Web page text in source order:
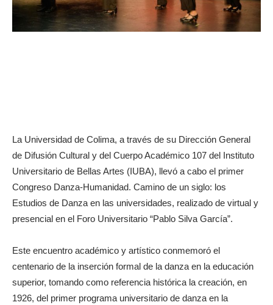
La Universidad de Colima, a través de su Dirección General
de Difusión Cultural y del Cuerpo Académico 107 del Instituto
Universitario de Bellas Artes (IUBA), llevó a cabo el primer
Congreso Danza-Humanidad. Camino de un siglo: los
Estudios de Danza en las universidades, realizado de virtual y
presencial en el Foro Universitario “Pablo Silva García”.
Este encuentro académico y artístico conmemoró el
centenario de la inserción formal de la danza en la educación
superior, tomando como referencia histórica la creación, en
1926, del primer programa universitario de danza en la